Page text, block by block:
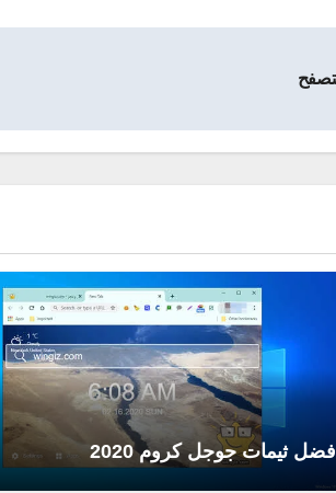
افضل ثيمات جوجل كروم 2020